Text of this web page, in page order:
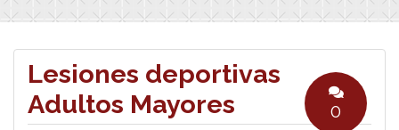
Lesiones deportivas
Adultos Mayores
0